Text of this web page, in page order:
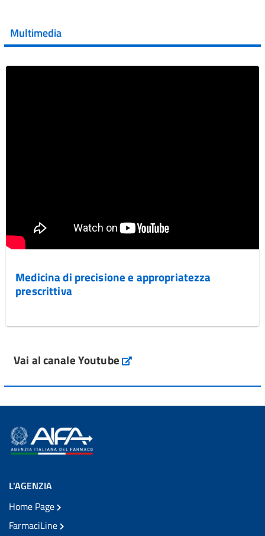
Vai al post →
Multimedia
Medicina di precisione e appropriatezza
prescrittiva
Vai al canale Youtube
L'AGENZIA
Home Page
FarmaciLine